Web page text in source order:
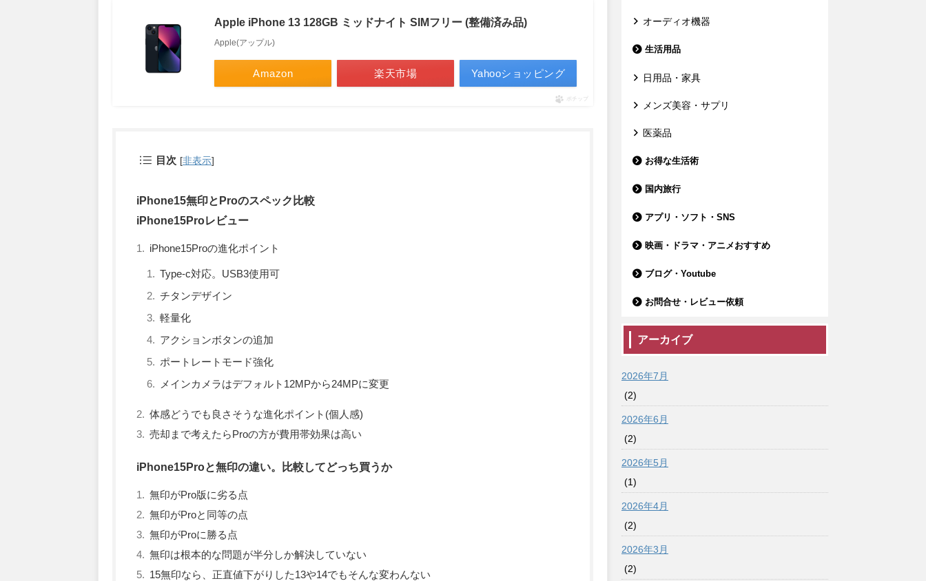
Apple iPhone 13 128GB ミッドナイト SIMフリー (整備済み品)
Apple(アップル)
Amazon 楽天市場 Yahooショッピング
ポチップ
目次 [非表示]
iPhone15無印とProのスペック比較
iPhone15Proレビュー
iPhone15Proの進化ポイント
Type-c対応。USB3使用可
チタンデザイン
軽量化
アクションボタンの追加
ポートレートモード強化
メインカメラはデフォルト12MPから24MPに変更
体感どうでも良さそうな進化ポイント(個人感)
売却まで考えたらProの方が費用帯効果は高い
iPhone15Proと無印の違い。比較してどっち買うか
無印がPro版に劣る点
無印がProと同等の点
無印がProに勝る点
無印は根本的な問題が半分しか解決していない
15無印なら、正直値下がりした13や14でもそんな変わんない
オーディオ機器
生活用品
日用品・家具
メンズ美容・サプリ
医薬品
お得な生活術
国内旅行
アプリ・ソフト・SNS
映画・ドラマ・アニメおすすめ
ブログ・Youtube
お問合せ・レビュー依頼
アーカイブ
2026年7月
(2)
2026年6月
(2)
2026年5月
(1)
2026年4月
(2)
2026年3月
(2)